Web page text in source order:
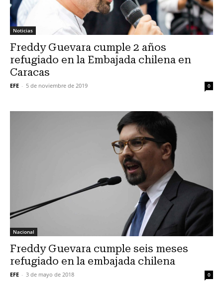
Noticias
Freddy Guevara cumple 2 años
refugiado en la Embajada chilena en
Caracas
EFE - 5 de noviembre de 2019 0
Nacional
Freddy Guevara cumple seis meses
refugiado en la embajada chilena
EFE - 3 de mayo de 2018 0